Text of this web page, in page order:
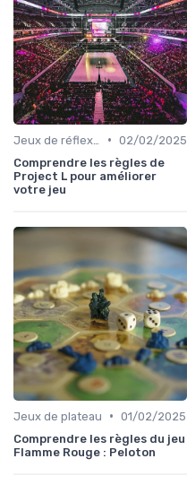
• 02/02/2025
Comprendre les règles de
Project L pour améliorer
votre jeu
Jeux de plateau • 01/02/2025
Comprendre les règles du jeu
Flamme Rouge : Peloton